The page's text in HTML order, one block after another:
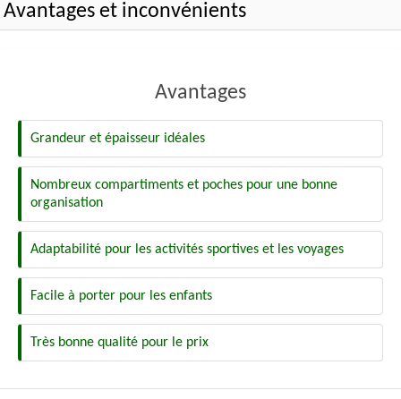
Avantages et inconvénients
Avantages
Grandeur et épaisseur idéales
Nombreux compartiments et poches pour une bonne
organisation
Adaptabilité pour les activités sportives et les voyages
Facile à porter pour les enfants
Très bonne qualité pour le prix